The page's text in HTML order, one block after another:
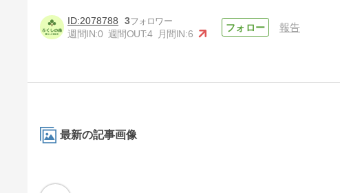
2078788
3
週間IN:0 週間OUT:4 月間IN:6
報告
最新の記事画像